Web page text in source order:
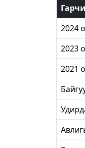
2024
2023
2021